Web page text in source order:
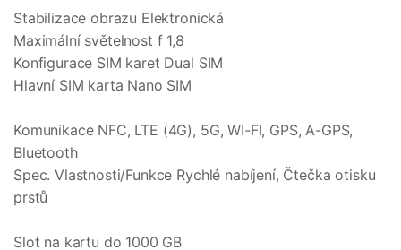
Stabilizace obrazu Elektronická
Maximální světelnost f 1,8
Konfigurace SIM karet Dual SIM
Hlavní SIM karta Nano SIM
Komunikace NFC, LTE (4G), 5G, WI-FI, GPS, A-GPS,
Bluetooth
Spec. Vlastnosti/Funkce Rychlé nabíjení, Čtečka otisku
prstů
Slot na kartu do 1000 GB